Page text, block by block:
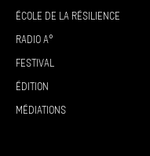
École de la résilience
Radio A°
Festival
Édition
Médiations